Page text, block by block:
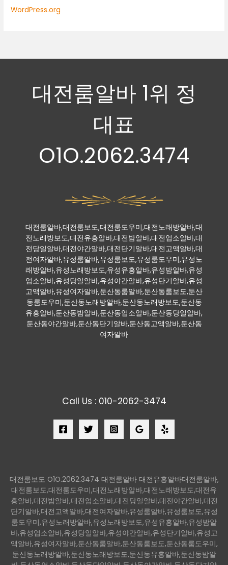
WordPress.org
대전룸알바 1위 정
대표
O1O.2062.3474
대전룸알바,대전룸보도,대전룸도우미,대전노래방알바,대
전노래방보도,대전유흥알바,대전밤알바,대전업소알바,대
전당일알바,대전야간알바,대전단기알바,대전고액알바,대
전여자알바,유성룸알바,유성룸보도,유성룸도우미,유성노
래방알바,유성노래방보도,유성유흥알바,유성밤알바,유성
업소알바,유성당일알바,유성야간알바,유성단기알바,유성
고액알바,유성여자알바,둔산동룸알바,둔산동룸보도,둔산
동룸도우미,둔산동노래방알바,둔산동노래방보도,둔산동
유흥알바,둔산동밤알바,둔산동업소알바,둔산동당일알바,
둔산동야간알바,둔산동단기알바,둔산동고액알바,둔산동
여자알바
Call Us : 010-2062-3474
대전룸보도 O1O.2062.3474 대전룸알바 대전유흥알바대전룸알바,
대전룸보도,대전룸도우미,대전노래방알바,대전노래방보도,대전유
흥알바,대전밤알바,대전업소알바,대전당일알바,대전야간알바,대전
단기알바,대전고액알바,대전여자알바,유성룸알바,유성룸보도,유성
룸도우미,유성노래방알바,유성노래방보도,유성유흥알바,유성밤알
바,유성업소알바,유성당일알바,유성야간알바,유성단기알바,유성고
액알바,유성여자알바,둔산동룸알바,둔산동룸보도,둔산동룸도우미,
둔산동노래방알바,둔산동노래방보도,둔산동유흥알바,둔산동밤알